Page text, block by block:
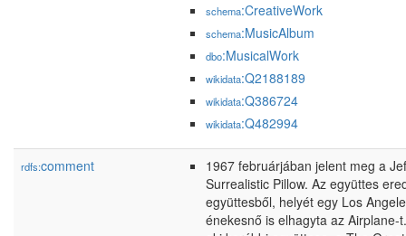
schema:CreativeWork
schema:MusicAlbum
dbo:MusicalWork
wikidata:Q2188189
wikidata:Q386724
wikidata:Q482994
rdfs:comment
1967 februárjában jelent meg a
Surrealistic Pillow. Az együttes
együttesből, helyét egy Los
énekesnő is elhagyta az